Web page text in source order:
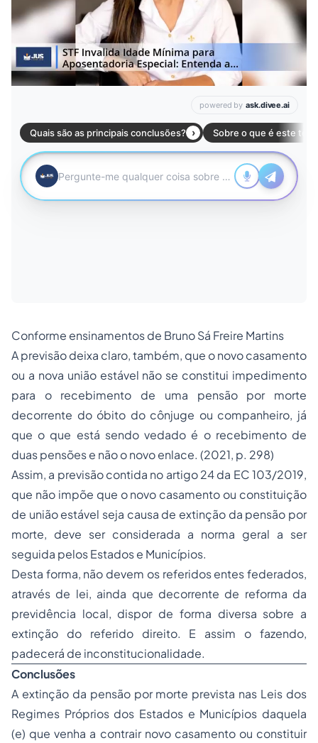
Conforme ensinamentos de Bruno Sá Freire Martins
A previsão deixa claro, também, que o novo casamento
ou a nova união estável não se constitui impedimento
para o recebimento de uma pensão por morte
decorrente do óbito do cônjuge ou companheiro, já
que o que está sendo vedado é o recebimento de
duas pensões e não o novo enlace. (2021, p. 298)
Assim, a previsão contida no artigo 24 da EC 103/2019,
que não impõe que o novo casamento ou constituição
de união estável seja causa de extinção da pensão por
morte, deve ser considerada a norma geral a ser
seguida pelos Estados e Municípios.
Desta forma, não devem os referidos entes federados,
através de lei, ainda que decorrente de reforma da
previdência local, dispor de forma diversa sobre a
extinção do referido direito. E assim o fazendo,
padecerá de inconstitucionalidade.
Conclusões
A extinção da pensão por morte prevista nas Leis dos
Regimes Próprios dos Estados e Municípios daquela
(e) que venha a contrair novo casamento ou constituir